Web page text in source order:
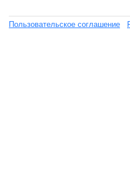
Пользовательское соглашение